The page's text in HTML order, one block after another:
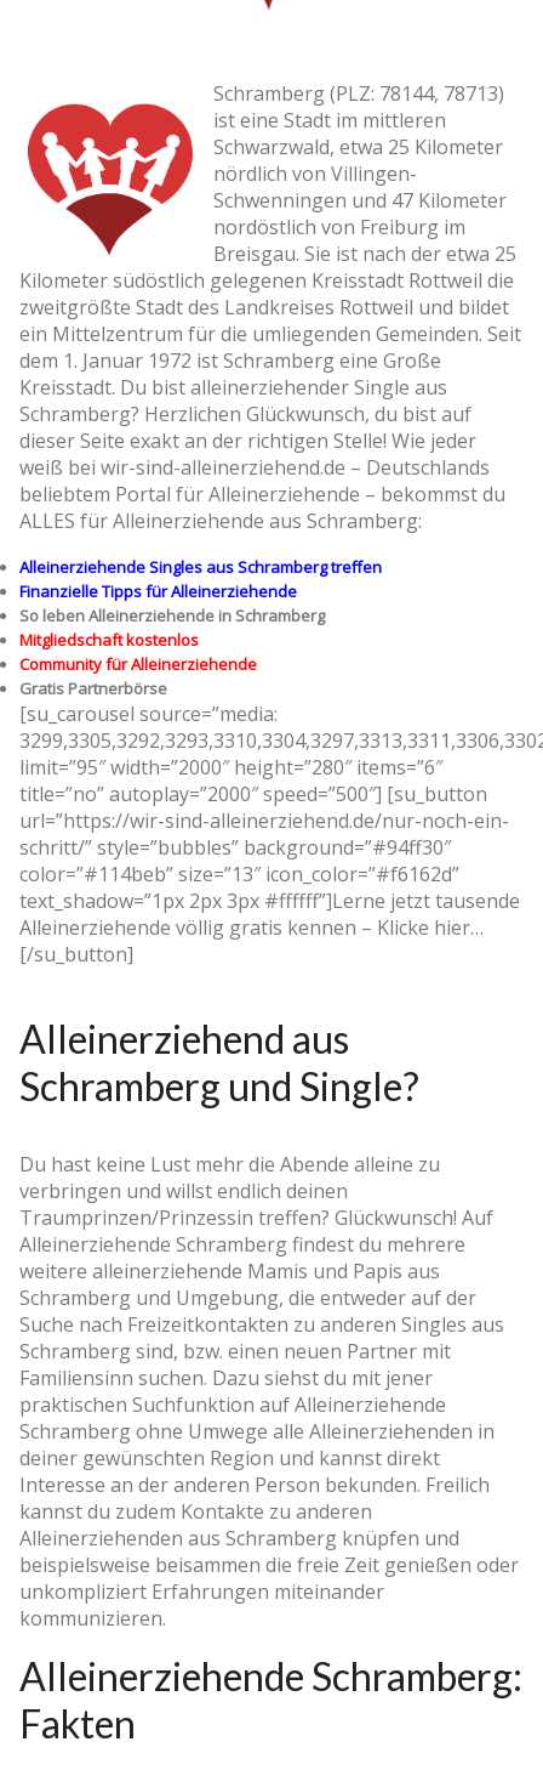
Schramberg (PLZ: 78144, 78713)
ist eine Stadt im mittleren
Schwarzwald, etwa 25 Kilometer
nördlich von Villingen-
Schwenningen und 47 Kilometer
nordöstlich von Freiburg im
Breisgau. Sie ist nach der etwa 25
Kilometer südöstlich gelegenen Kreisstadt Rottweil die
zweitgrößte Stadt des Landkreises Rottweil und bildet
ein Mittelzentrum für die umliegenden Gemeinden. Seit
dem 1. Januar 1972 ist Schramberg eine Große
Kreisstadt. Du bist alleinerziehender Single aus
Schramberg? Herzlichen Glückwunsch, du bist auf
dieser Seite exakt an der richtigen Stelle! Wie jeder
weiß bei wir-sind-alleinerziehend.de – Deutschlands
beliebtem Portal für Alleinerziehende – bekommst du
ALLES für Alleinerziehende aus Schramberg:
Alleinerziehende Singles aus Schramberg treffen
Finanzielle Tipps für Alleinerziehende
So leben Alleinerziehende in Schramberg
Mitgliedschaft kostenlos
Community für Alleinerziehende
Gratis Partnerbörse
[su_carousel source=”media:
limit=”95″ width=”2000″ height=”280″ items=”6″
title=”no” autoplay=”2000″ speed=”500″] [su_button
url=”https://wir-sind-alleinerziehend.de/nur-noch-ein-
schritt/” style=”bubbles” background=”#94ff30″
color=”#114beb” size=”13″ icon_color=”#f6162d”
text_shadow=”1px 2px 3px #ffffff”]Lerne jetzt tausende
Alleinerziehende völlig gratis kennen – Klicke hier…
[/su_button]
Alleinerziehend aus
Schramberg und Single?
Du hast keine Lust mehr die Abende alleine zu
verbringen und willst endlich deinen
Traumprinzen/Prinzessin treffen? Glückwunsch! Auf
Alleinerziehende Schramberg findest du mehrere
weitere alleinerziehende Mamis und Papis aus
Schramberg und Umgebung, die entweder auf der
Suche nach Freizeitkontakten zu anderen Singles aus
Schramberg sind, bzw. einen neuen Partner mit
Familiensinn suchen. Dazu siehst du mit jener
praktischen Suchfunktion auf Alleinerziehende
Schramberg ohne Umwege alle Alleinerziehenden in
deiner gewünschten Region und kannst direkt
Interesse an der anderen Person bekunden. Freilich
kannst du zudem Kontakte zu anderen
Alleinerziehenden aus Schramberg knüpfen und
beispielsweise beisammen die freie Zeit genießen oder
unkompliziert Erfahrungen miteinander
kommunizieren.
Alleinerziehende Schramberg:
Fakten